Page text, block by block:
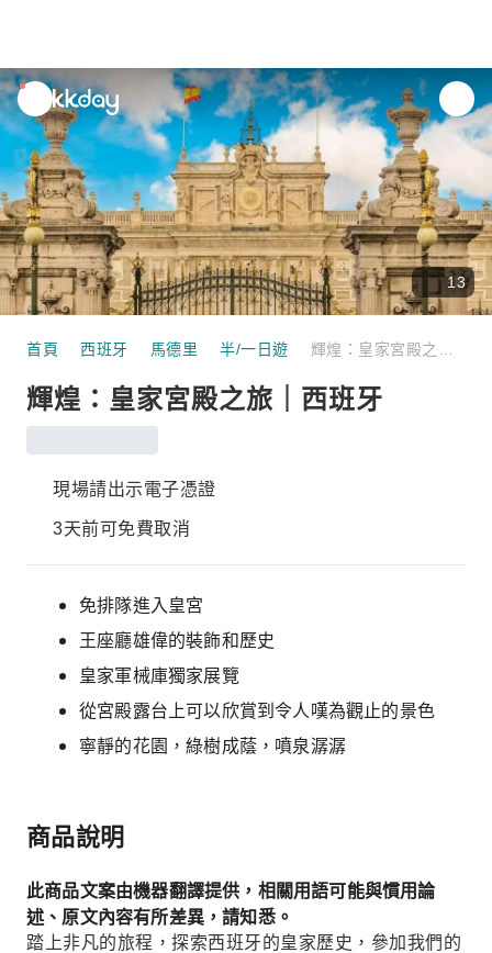
unread
notifications
13
首頁 西班牙 馬德里 半/一日遊
輝煌：皇家宮殿之旅｜西班牙
現場請出示電子憑證
3天前可免費取消
免排隊進入皇宮
王座廳雄偉的裝飾和歷史
皇家軍械庫獨家展覽
從宮殿露台上可以欣賞到令人嘆為觀止的景色
寧靜的花園，綠樹成蔭，噴泉潺潺
商品說明
此商品文案由機器翻譯提供，相關用語可能與慣用論
述、原文內容有所差異，請知悉。
踏上非凡的旅程，探索西班牙的皇家歷史，參加我們的